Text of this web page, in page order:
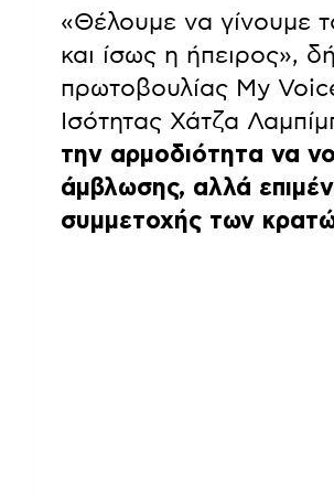
«Θέλουμε να γίνουμε
και ίσως η ήπειρος»,
πρωτοβουλίας My
Ισότητας Χάτζα
την αρμοδιότητα να
άμβλωσης, αλλά
συμμετοχής των